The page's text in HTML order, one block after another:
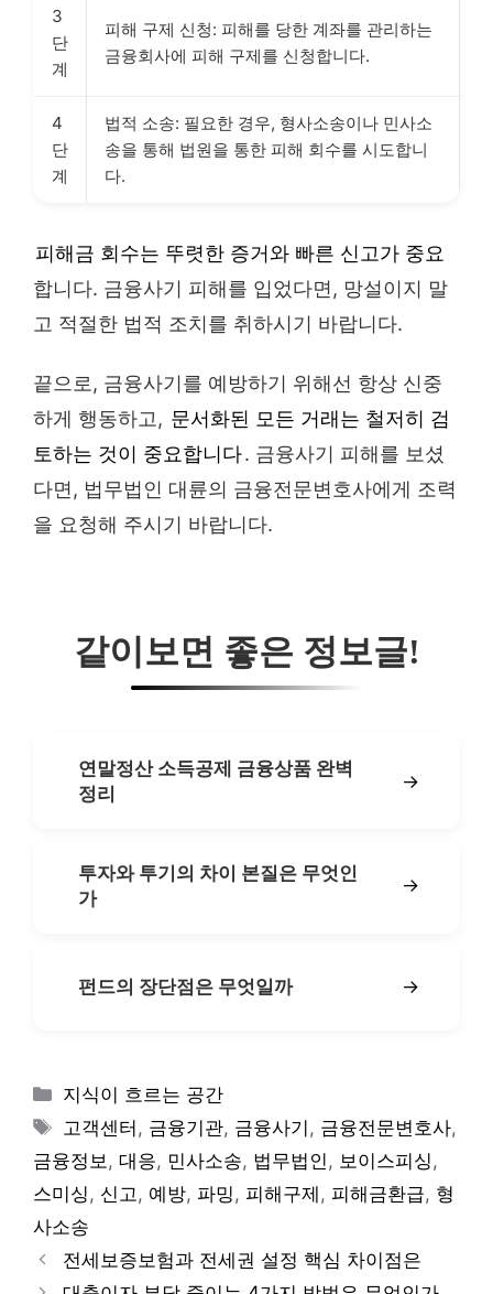
3
단
계
피해 구제 신청: 피해를 당한 계좌를 관리하는
금융회사에 피해 구제를 신청합니다.
4
단
계
법적 소송: 필요한 경우, 형사소송이나 민사소
송을 통해 법원을 통한 피해 회수를 시도합니
다.
피해금 회수는 뚜렷한 증거와 빠른 신고가 중요
합니다. 금융사기 피해를 입었다면, 망설이지 말
고 적절한 법적 조치를 취하시기 바랍니다.
끝으로, 금융사기를 예방하기 위해선 항상 신중
하게 행동하고, 문서화된 모든 거래는 철저히 검
토하는 것이 중요합니다. 금융사기 피해를 보셨
다면, 법무법인 대륜의 금융전문변호사에게 조력
을 요청해 주시기 바랍니다.
같이보면 좋은 정보글!
연말정산 소득공제 금융상품 완벽
정리
→
투자와 투기의 차이 본질은 무엇인
가
→
펀드의 장단점은 무엇일까 →
카
테
리
지식이 흐르는 공간
태
그
고객센터 , 금융기관, 금융사기 , 금융전문변호사,
금융정보 , 대응, 민사소송, 법무법인 , 보이스피싱 ,
스미싱 , 신고 , 예방, 파밍 , 피해구제 , 피해금환급, 형
사소송
전세보증보험과 전세권 설정 핵심 차이점은